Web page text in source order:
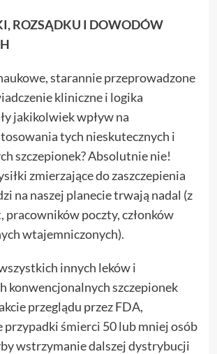
ROZSĄDKU I DOWODÓW
starannie przeprowadzone
kliniczne i logika
jakikolwiek wpływ na
tych nieskutecznych i
szczepionek? Absolutnie nie!
zmierzające do zaszczepienia
na naszej planecie trwają nadal (z
poczty, członków
wtajemniczonych).
innych leków i
konwencjonalnych szczepionek
przeglądu przez FDA,
przypadki śmierci 50 lub mniej osób
wstrzymanie dalszej dystrybucji